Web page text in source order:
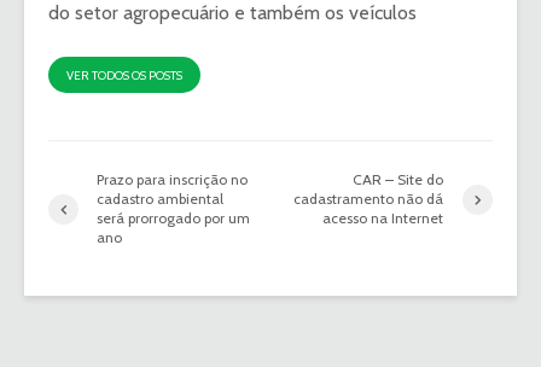
do setor agropecuário e também os veículos
VER TODOS OS POSTS
Prazo para inscrição no
cadastro ambiental
será prorrogado por um
ano
CAR – Site do
cadastramento não dá
acesso na Internet